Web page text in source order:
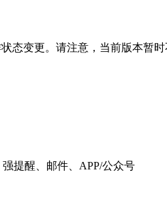
变更。请注意，当前版本暂
提醒、邮件、APP/公众号